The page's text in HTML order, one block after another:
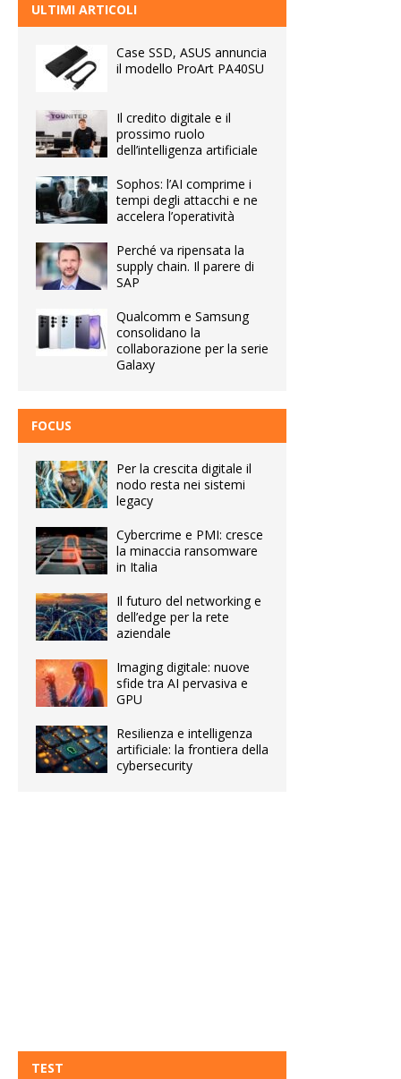
ULTIMI ARTICOLI
Case SSD, ASUS annuncia
il modello ProArt PA40SU
Il credito digitale e il
prossimo ruolo
dell’intelligenza artificiale
Sophos: l’AI comprime i
tempi degli attacchi e ne
accelera l’operatività
Perché va ripensata la
supply chain. Il parere di
SAP
Qualcomm e Samsung
consolidano la
collaborazione per la serie
Galaxy
FOCUS
Per la crescita digitale il
nodo resta nei sistemi
legacy
Cybercrime e PMI: cresce
la minaccia ransomware
in Italia
Il futuro del networking e
dell’edge per la rete
aziendale
Imaging digitale: nuove
sfide tra AI pervasiva e
GPU
Resilienza e intelligenza
artificiale: la frontiera della
cybersecurity
TEST